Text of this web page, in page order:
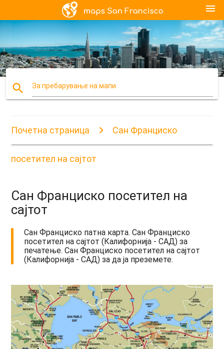
menu
search За пребарување на мапи
Почетна страница Сан Франциско
посетител на сајтот
Сан Франциско посетител на
сајтот
Сан Франциско патна карта. Сан Франциско
посетител на сајтот (Калифорнија - САД) за
печатење. Сан Франциско посетител на сајтот
(Калифорнија - САД) за да ја преземете.